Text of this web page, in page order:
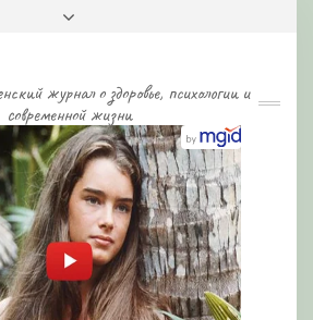
журнал о здоровье, психологии и
современной жизни